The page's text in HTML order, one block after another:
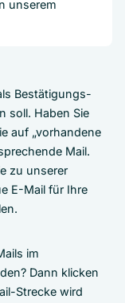
unserem
Bestätigungs-
soll. Haben Sie
auf „vorhandene
Mail.
zu unserer
E-Mail für Ihre
im
Dann klicken
Strecke wird